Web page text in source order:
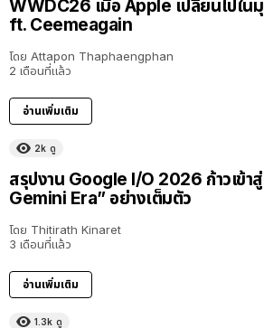
WWDC26 เมื่อ Apple เปลี่ยนไปใน
ft. Ceemeagain
โดย Attapon Thaphaengphan
2 เดือนที่แล้ว
อ่านเพิ่มเติม
2k ดู
สรุปงาน Google I/O 2026 ก้าวเข้า
Gemini Era” อย่างเต็มตัว
โดย Thitirath Kinaret
3 เดือนที่แล้ว
อ่านเพิ่มเติม
1.3k ดู